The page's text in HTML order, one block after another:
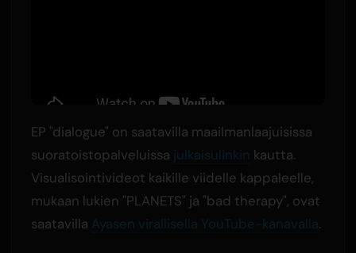
EP "dialogue" on saatavilla maailmanlaajuisissa
suoratoistopalveluissa julkaisulinkin kautta.
Visualisointivideot kaikille viidelle kappaleelle,
mukaan lukien "PLANETS" ja "bad therapy", ovat
saatavilla Ayasen virallisella YouTube-kanavalla.